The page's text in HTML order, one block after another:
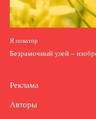
Я новатор
Безрамочный улей –
Реклама
Авторы